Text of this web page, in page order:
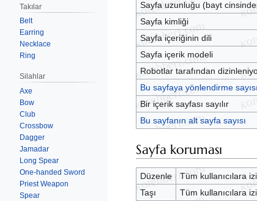
Takılar
Belt
Earring
Necklace
Ring
Silahlar
Axe
Bow
Club
Crossbow
Dagger
Jamadar
Long Spear
One-handed Sword
Priest Weapon
Spear
Sayfa uzunluğu (bayt
Sayfa kimliği
Sayfa içeriğinin dili
Sayfa içerik modeli
Robotlar tarafından
Bu sayfaya yönlendirme sayısı
Bir içerik sayfası sayılır
Bu sayfanın alt sayfa sayısı
Sayfa koruması
Düzenle
Tüm kullanıcılara
Taşı
Tüm kullanıcılara